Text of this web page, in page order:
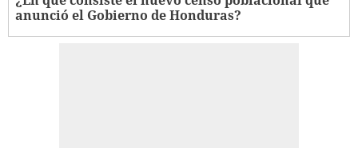
anunció el Gobierno de Honduras?